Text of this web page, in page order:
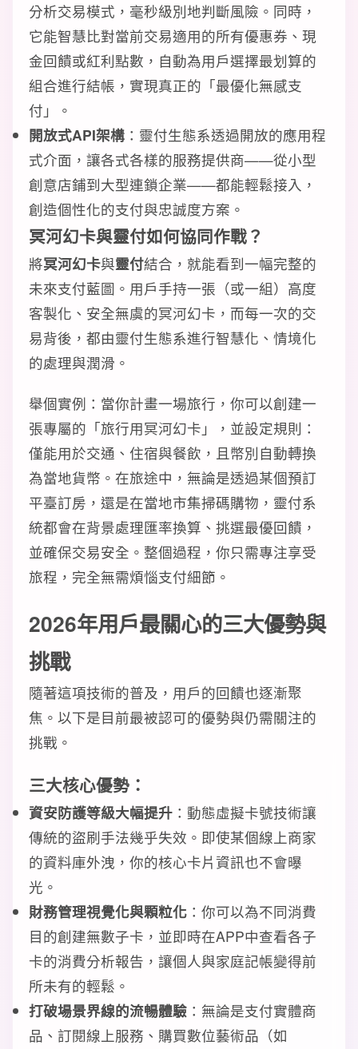
分析交易模式，毫秒級別地判斷風險。同時，
它能智慧比對當前交易適用的所有優惠券、現
金回饋或紅利點數，自動為用戶選擇最划算的
組合進行結帳，實現真正的「最優化無感支
付」。
開放式API架構 ：靈付生態系透過開放的應用程
式介面，讓各式各樣的服務提供商——從小型
創意店鋪到大型連鎖企業——都能輕鬆接入，
創造個性化的支付與忠誠度方案。
冥河幻卡與靈付如何協同作戰？
將冥河幻卡與靈付結合，就能看到一幅完整的
未來支付藍圖。用戶手持一張（或一組）高度
客製化、安全無虞的冥河幻卡，而每一次的交
易背後，都由靈付生態系進行智慧化、情境化
的處理與潤滑。
舉個實例：當你計畫一場旅行，你可以創建一
張專屬的「旅行用冥河幻卡」，並設定規則：
僅能用於交通、住宿與餐飲，且幣別自動轉換
為當地貨幣。在旅途中，無論是透過某個預訂
平臺訂房，還是在當地市集掃碼購物，靈付系
統都會在背景處理匯率換算、挑選最優回饋，
並確保交易安全。整個過程，你只需專注享受
旅程，完全無需煩惱支付細節。
2026年用戶最關心的三大優勢與
挑戰
隨著這項技術的普及，用戶的回饋也逐漸聚
焦。以下是目前最被認可的優勢與仍需關注的
挑戰。
三大核心優勢：
資安防護等級大幅提升 ：動態虛擬卡號技術讓
傳統的盜刷手法幾乎失效。即使某個線上商家
的資料庫外洩，你的核心卡片資訊也不會曝
光。
財務管理視覺化與顆粒化 ：你可以為不同消費
目的創建無數子卡，並即時在APP中查看各子
卡的消費分析報告，讓個人與家庭記帳變得前
所未有的輕鬆。
打破場景界線的流暢體驗 ：無論是支付實體商
品、訂閱線上服務、購買數位藝術品（如